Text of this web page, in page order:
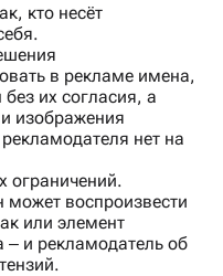
кто несёт
в рекламе имена,
их согласия, а
изображения
нет на
ограничений.
воспроизвести
или элемент
‒ и рекламодатель об